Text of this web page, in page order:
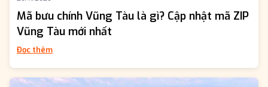
Mã bưu chính Vũng Tàu là gì? Cập nhật mã ZIP
Vũng Tàu mới nhất
Đọc thêm